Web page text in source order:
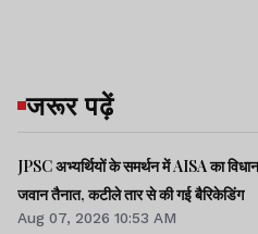
जरूर पढ़ें
JPSC अभ्यर्थियों के समर्थन में AISA का
जवान तैनात, कटीले तार से की गई बैरिकेडिंग
Aug 07, 2026 10:53 AM